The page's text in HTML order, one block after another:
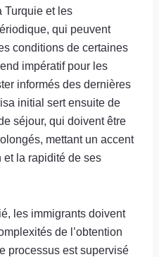
Turquie et les
qui peuvent
conditions de certaines
impératif pour les
informés des dernières
initial sert ensuite de
séjour, qui doivent être
mettant un accent
la rapidité de ses
les immigrants doivent
de l’obtention
processus est supervisé